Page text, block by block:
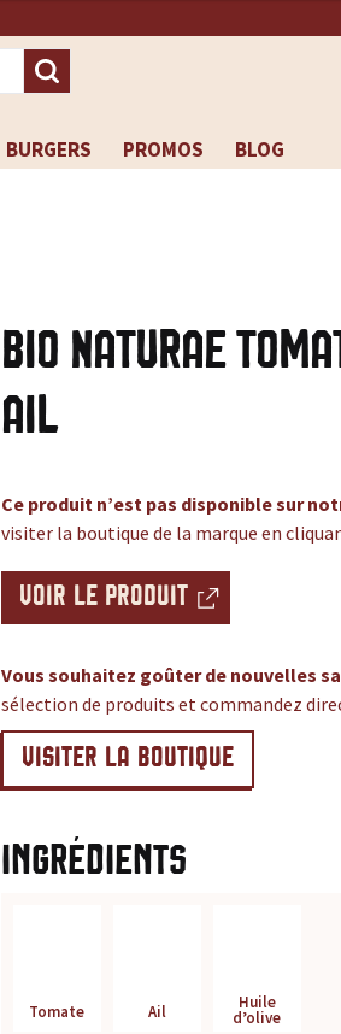
BURGERS PROMOS BLOG
Bio Naturae
Ail
Ce produit n’est pas disponible sur
visiter la boutique de la marque en
VOIR LE PRODUIT
Vous souhaitez goûter de nouvelles
sélection de produits et commandez
VISITER LA BOUTIQUE
Ingrédients
Tomate Ail Huile
d’olive